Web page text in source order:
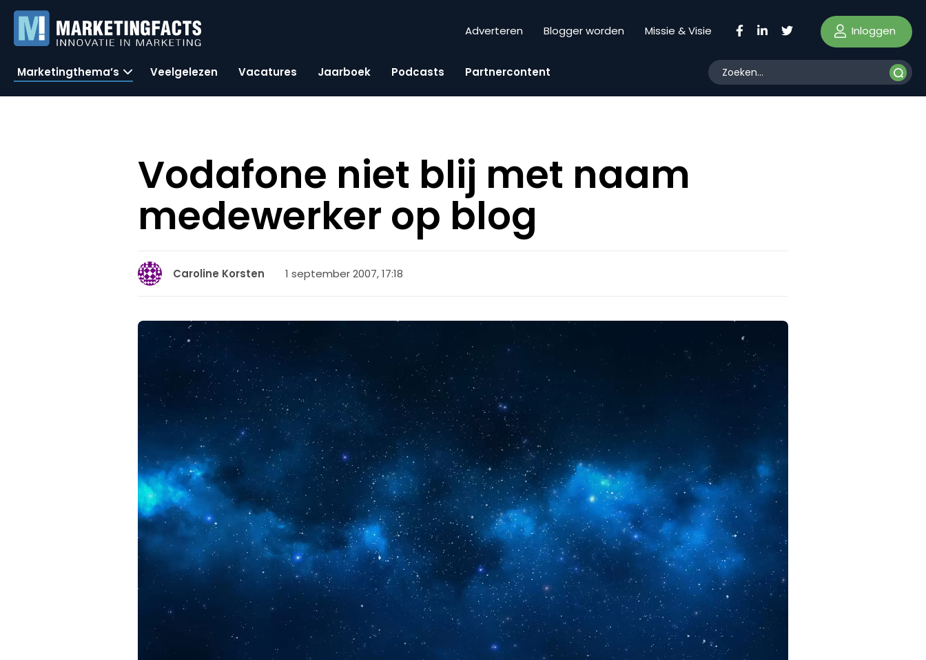
Adverteren Blogger worden Missie & Visie Inloggen
Marketingthema’s Veelgelezen Vacatures Jaarboek Podcasts Partnercontent
Vodafone niet blij met naam
medewerker op blog
Caroline Korsten 1 september 2007, 17:18